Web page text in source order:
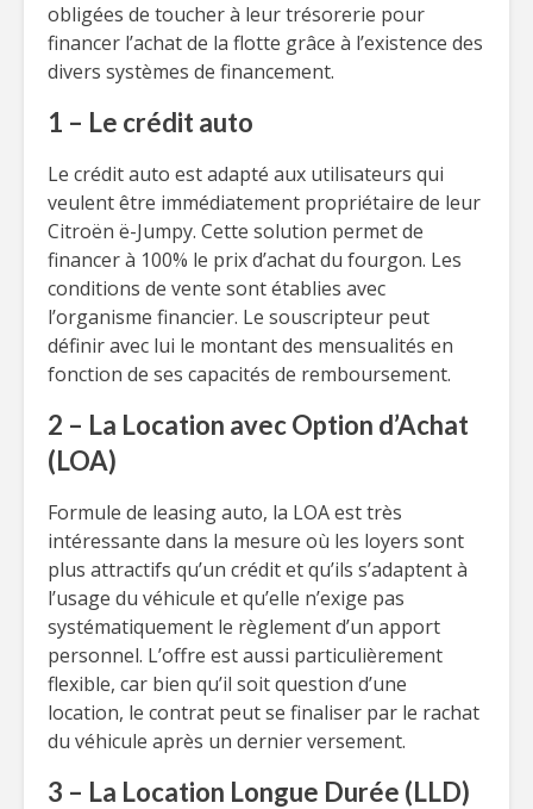
obligées de toucher à leur trésorerie pour
financer l’achat de la flotte grâce à l’existence des
divers systèmes de financement.
1 – Le crédit auto
Le crédit auto est adapté aux utilisateurs qui
veulent être immédiatement propriétaire de leur
Citroën ë-Jumpy. Cette solution permet de
financer à 100% le prix d’achat du fourgon. Les
conditions de vente sont établies avec
l’organisme financier. Le souscripteur peut
définir avec lui le montant des mensualités en
fonction de ses capacités de remboursement.
2 – La Location avec Option d’Achat
(LOA)
Formule de leasing auto, la LOA est très
intéressante dans la mesure où les loyers sont
plus attractifs qu’un crédit et qu’ils s’adaptent à
l’usage du véhicule et qu’elle n’exige pas
systématiquement le règlement d’un apport
personnel. L’offre est aussi particulièrement
flexible, car bien qu’il soit question d’une
location, le contrat peut se finaliser par le rachat
du véhicule après un dernier versement.
3 – La Location Longue Durée (LLD)